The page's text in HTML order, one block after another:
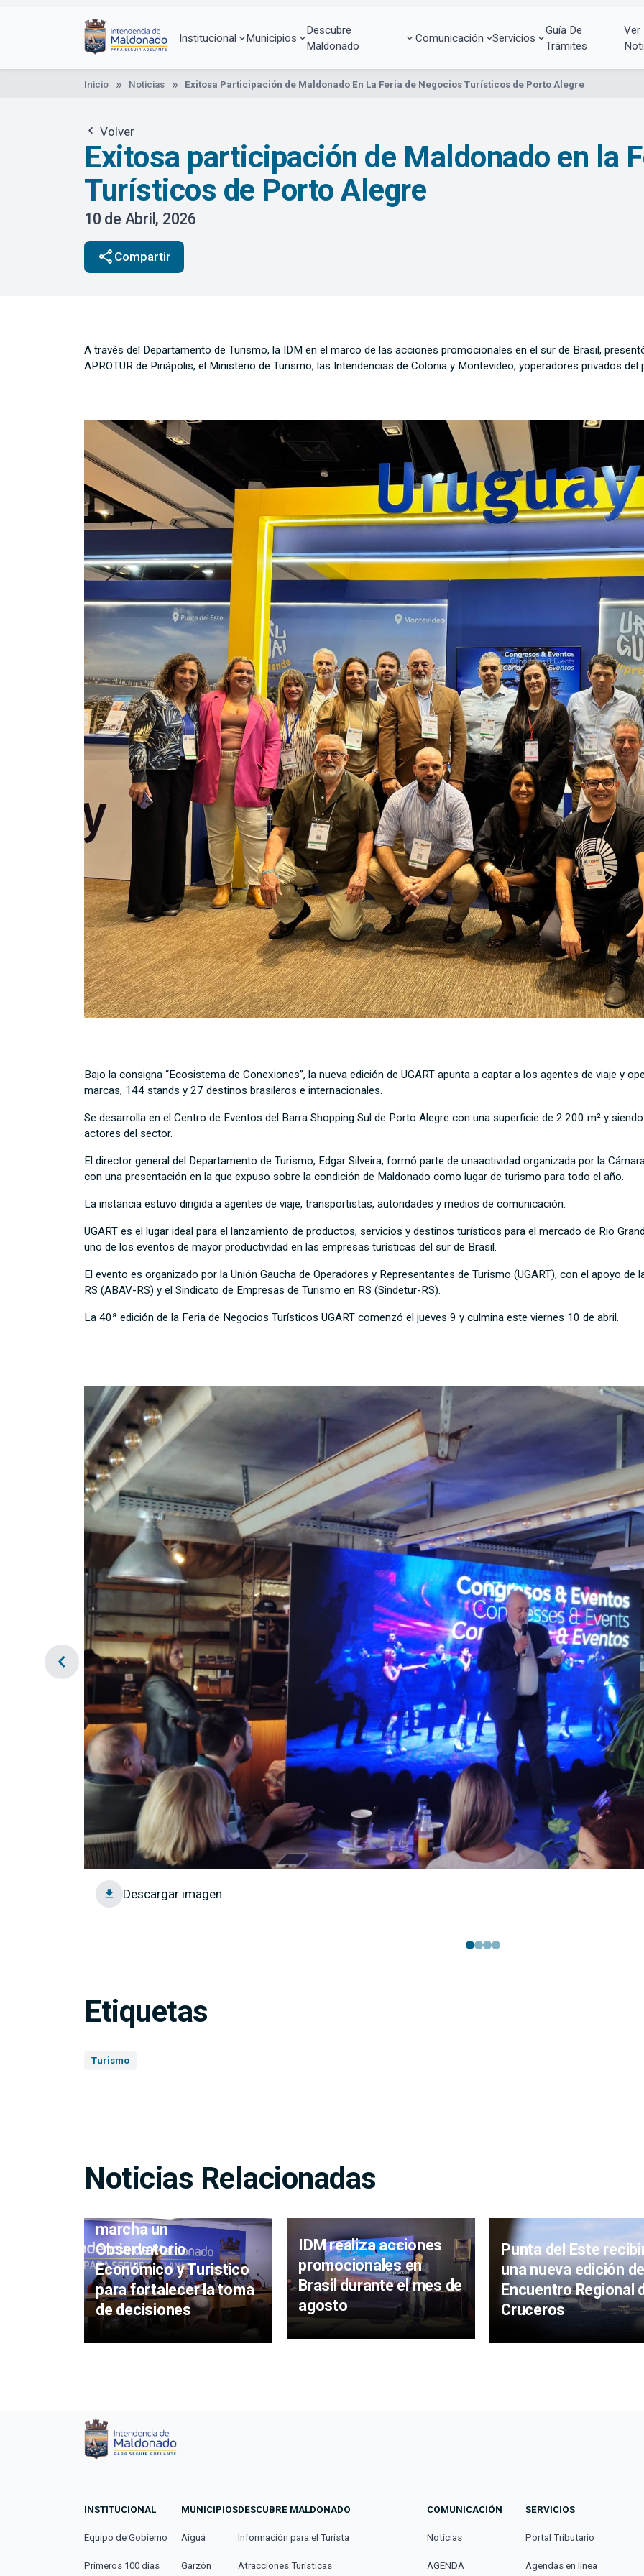
Institucional Municipios
Descubre
Maldonado
Comunicación Servicios
Guía De
Trámites
Ver
Inicio Noticias Exitosa Participación de Maldonado En La Feria de Negocios Turísticos de Porto Alegre
Volver
Exitosa participación de Maldonado en la
Turísticos de Porto Alegre
10 de Abril, 2026
share Compartir
A través del Departamento de Turismo, la IDM en el marco de las acciones promocionales en el sur de Brasil,
APROTUR de Piriápolis, el Ministerio de Turismo, las Intendencias de Colonia y Montevideo, yoperadores privados
Bajo la consigna “Ecosistema de Conexiones”, la nueva edición de UGART apunta a captar a los agentes de viaje y
marcas, 144 stands y 27 destinos brasileros e internacionales.
Se desarrolla en el Centro de Eventos del Barra Shopping Sul de Porto Alegre con una superficie de 2.200 m² y
actores del sector.
El director general del Departamento de Turismo, Edgar Silveira, formó parte de unaactividad organizada por la
con una presentación en la que expuso sobre la condición de Maldonado como lugar de turismo para todo el año.
La instancia estuvo dirigida a agentes de viaje, transportistas, autoridades y medios de comunicación.
UGART es el lugar ideal para el lanzamiento de productos, servicios y destinos turísticos para el mercado de Rio
uno de los eventos de mayor productividad en las empresas turísticas del sur de Brasil.
El evento es organizado por la Unión Gaucha de Operadores y Representantes de Turismo (UGART), con el apoyo
RS (ABAV-RS) y el Sindicato de Empresas de Turismo en RS (Sindetur-RS).
La 40ª edición de la Feria de Negocios Turísticos UGART comenzó el jueves 9 y culmina este viernes 10 de abril.
Descargar imagen
chevron_left
Etiquetas
Turismo
Noticias Relacionadas
marcha un
Observatorio
Económico y Turístico
para fortalecer la toma
de decisiones
IDM realiza acciones
promocionales en
Brasil durante el mes de
agosto
Punta del Este
una nueva edición
Encuentro Regional
Cruceros
INSTITUCIONAL
Equipo de Gobierno
Primeros 100 días
MUNICIPIOS
Aiguá
Garzón
DESCUBRE MALDONADO
Información para el Turista
Atracciones Turísticas
COMUNICACIÓN
Noticias
AGENDA
SERVICIOS
Portal Tributario
Agendas en línea